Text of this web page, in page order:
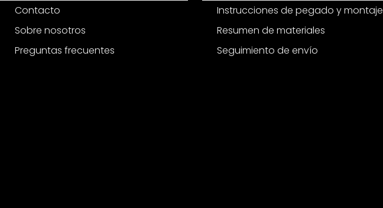
Contacto
Sobre nosotros
Preguntas frecuentes
Instrucciones de pegado y montaje
Resumen de materiales
Seguimiento de envío